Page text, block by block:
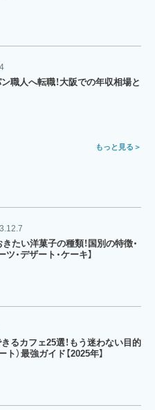
職人へ転職！大阪での年収相場と
もっと見る
きたい洋菓子の種類！国別の特徴・
・デザート・ケーキ】
るカフェ25選！もう迷わない目的
ト）最強ガイド【2025年】